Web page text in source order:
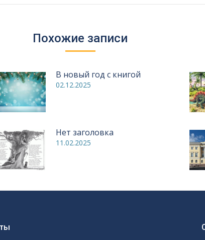
Похожие записи
В новый год с книгой
02.12.2025
Нет заголовка
11.02.2025